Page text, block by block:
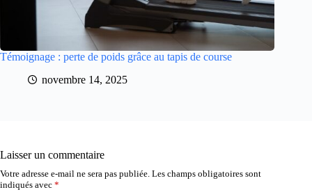
Témoignage : perte de poids grâce au tapis de course
novembre 14, 2025
Laisser un commentaire
Votre adresse e-mail ne sera pas publiée. Les champs obligatoires sont
indiqués avec *